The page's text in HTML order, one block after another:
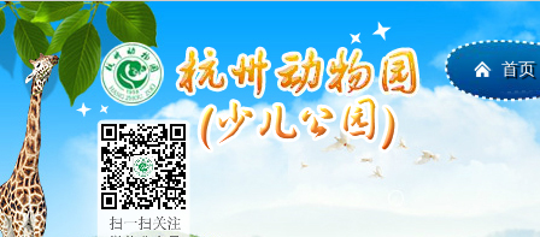
首页